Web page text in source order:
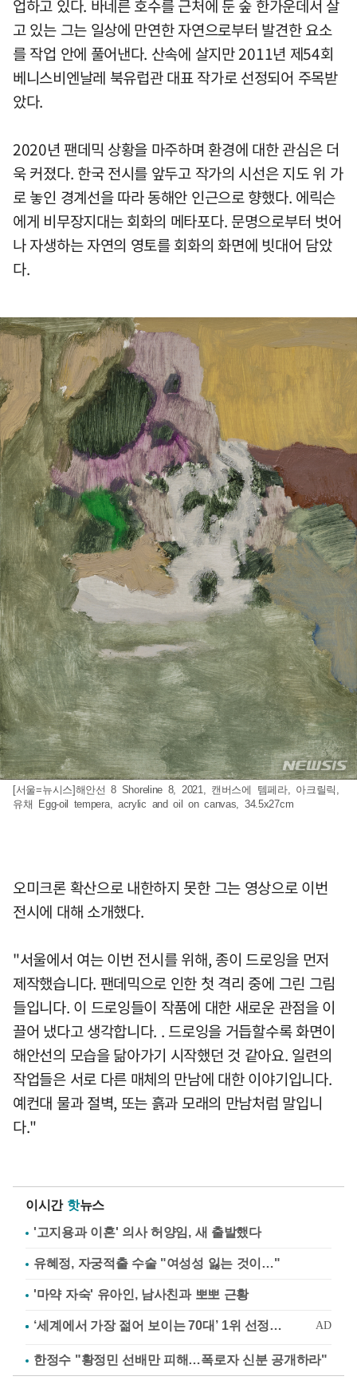
업하고 있다. 바네른 호수를 근처에 둔 숲 한가운데서 살
고 있는 그는 일상에 만연한 자연으로부터 발견한 요소
를 작업 안에 풀어낸다. 산속에 살지만 2011년 제54회
베니스비엔날레 북유럽관 대표 작가로 선정되어 주목받
았다.
2020년 팬데믹 상황을 마주하며 환경에 대한 관심은 더
욱 커졌다. 한국 전시를 앞두고 작가의 시선은 지도 위 가
로 놓인 경계선을 따라 동해안 인근으로 향했다. 에릭슨
에게 비무장지대는 회화의 메타포다. 문명으로부터 벗어
나 자생하는 자연의 영토를 회화의 화면에 빗대어 담았
다.
[서울=뉴시스]해안선 8 Shoreline 8, 2021, 캔버스에 템페라, 아크릴릭,
유채 Egg-oil tempera, acrylic and oil on canvas, 34.5x27cm
오미크론 확산으로 내한하지 못한 그는 영상으로 이번
전시에 대해 소개했다.
"서울에서 여는 이번 전시를 위해, 종이 드로잉을 먼저
제작했습니다. 팬데믹으로 인한 첫 격리 중에 그린 그림
들입니다. 이 드로잉들이 작품에 대한 새로운 관점을 이
끌어 냈다고 생각합니다. . 드로잉을 거듭할수록 화면이
해안선의 모습을 닮아가기 시작했던 것 같아요. 일련의
작업들은 서로 다른 매체의 만남에 대한 이야기입니다.
예컨대 물과 절벽, 또는 흙과 모래의 만남처럼 말입니
다."
이시간 핫뉴스
'고지용과 이혼' 의사 허양임, 새 출발했다
유혜정, 자궁적출 수술 "여성성 잃는 것이…"
'마약 자숙' 유아인, 남사친과 뽀뽀 근황
한정수 "황정민 선배만 피해…폭로자 신분 공개하라"